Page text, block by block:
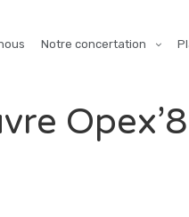
Notre concertation